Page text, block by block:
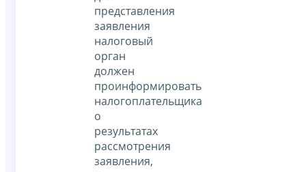
представления
заявления
налоговый
орган
должен
проинформировать
налогоплательщика
о
результатах
рассмотрения
заявления,